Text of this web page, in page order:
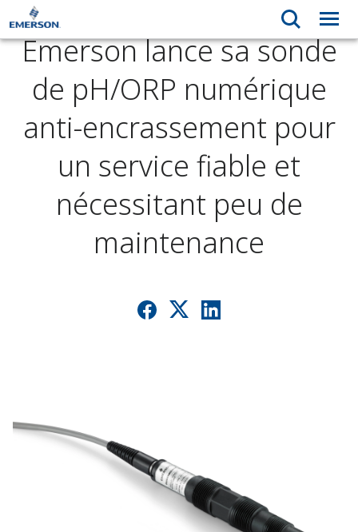
Emerson lance sa sonde
de pH/ORP numérique
anti-encrassement pour
un service fiable et
nécessitant peu de
maintenance